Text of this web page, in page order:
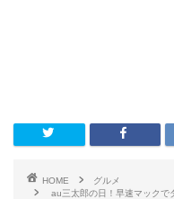
HOME
グルメ
au三太郎の日！早速マックで